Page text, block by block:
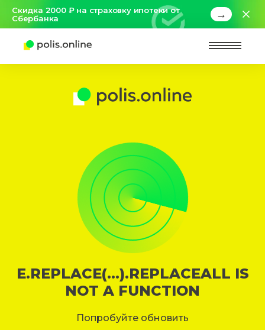
Скидка 2000 ₽ на страховку ипотеки от
Сбербанка
→
E.REPLACE(...).REPLACEALL IS
NOT A FUNCTION
Попробуйте обновить